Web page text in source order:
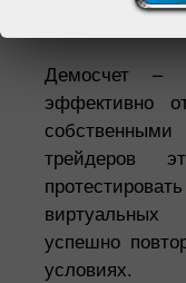
Демосчет –
эффективно
трейдеров
успешно
условиях.